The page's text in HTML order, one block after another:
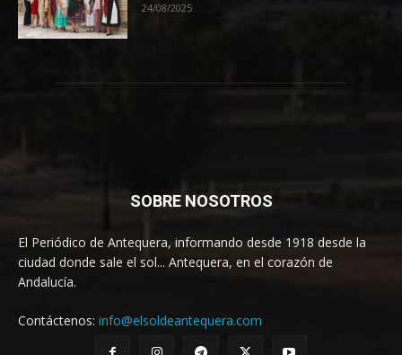
24/08/2025
SOBRE NOSOTROS
El Periódico de Antequera, informando desde 1918 desde la
ciudad donde sale el sol... Antequera, en el corazón de
Andalucía.
Contáctenos: info@elsoldeantequera.com